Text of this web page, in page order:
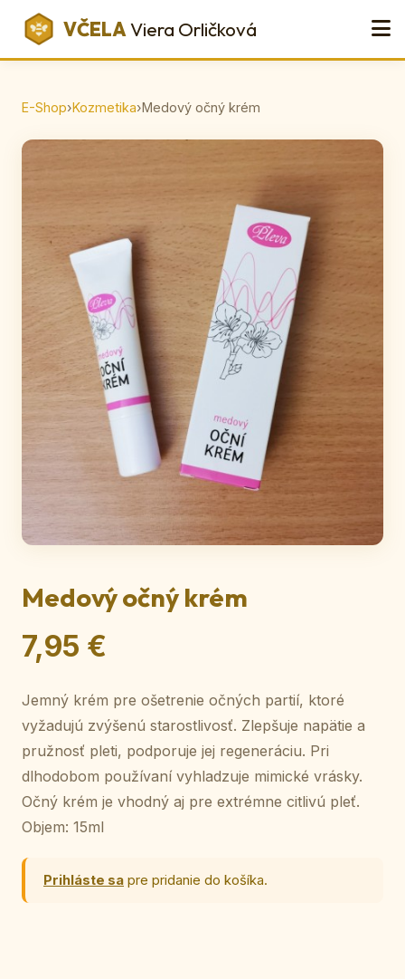
VČELAViera Orličková
E-Shop›Kozmetika›Medový očný krém
Medový očný krém
7,95 €
Jemný krém pre ošetrenie očných partií, ktoré
vyžadujú zvýšenú starostlivosť. Zlepšuje napätie a
pružnosť pleti, podporuje jej regeneráciu. Pri
dlhodobom používaní vyhladzuje mimické vrásky.
Očný krém je vhodný aj pre extrémne citlivú pleť.
Objem: 15ml
Prihláste sa pre pridanie do košíka.